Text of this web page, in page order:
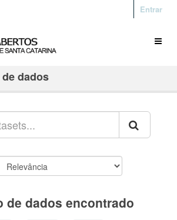
Entrar
dados
de dados encontrado